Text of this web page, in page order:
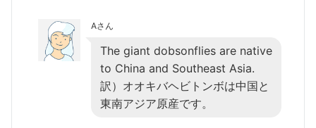
Aさん
The giant dobsonflies are native
to China and Southeast Asia.
訳）オオキバヘビトンボは中国と
東南アジア原産です。